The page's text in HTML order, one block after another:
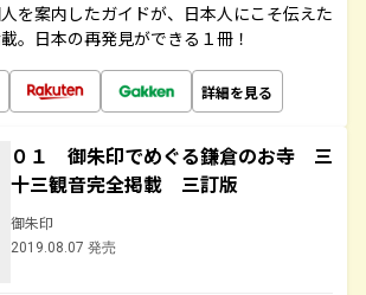
を案内したガイドが、日本人にこそ伝えた
。日本の再発見ができる１冊！
詳細を見る
０１ 御朱印でめぐる鎌倉のお寺 三
十三観音完全掲載 三訂版
御朱印
2019.08.07 発売